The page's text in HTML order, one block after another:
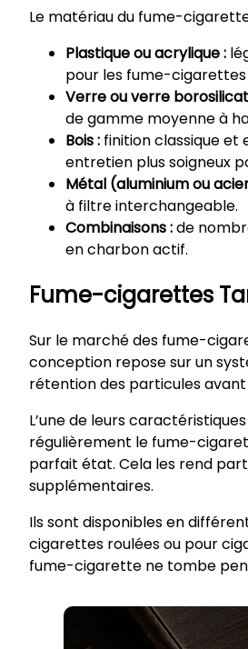
Le matériau du fume-
Plastique ou acrylique :
pour les fume-cigarettes
Verre ou verre
de gamme moyenne à
Bois : finition classique
entretien plus soigneux
Métal (aluminium ou
à filtre interchangeable.
Combinaisons :de
en charbon actif.
Fume-cigarettes
Sur le marché des fume-
conception repose sur un
rétention des particules
L’une de leurs
régulièrement le fume-
parfait état. Cela les rend
supplémentaires.
Ils sont disponibles en
cigarettes roulées ou pour
fume-cigarette ne tombe